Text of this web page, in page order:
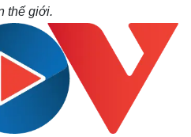
thế giới.